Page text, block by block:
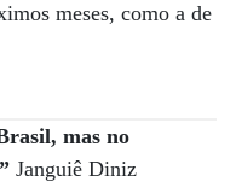
meses, como a de
mas no
Janguiê Diniz